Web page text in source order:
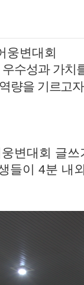
웅변대회
수성과 가치
량을 기르고
변대회 글
들이 4분 내